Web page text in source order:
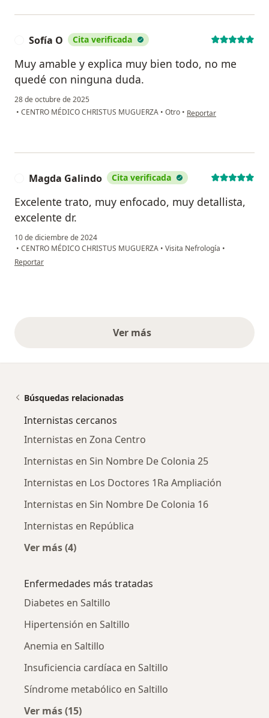
Sofía O Cita verificada
Muy amable y explica muy bien todo, no me
quedé con ninguna duda.
28 de octubre de 2025
• CENTRO MÉDICO CHRISTUS MUGUERZA • Otro • en opinión del usuario
Reportar
Magda Galindo Cita verificada
Excelente trato, muy enfocado, muy detallista,
excelente dr.
10 de diciembre de 2024
• CENTRO MÉDICO CHRISTUS MUGUERZA • Visita Nefrología •
en opinión del usuario Magda Galindo
Reportar
Ver másopiniones anteriores
Búsquedas relacionadas
Internistas cercanos
Internistas en Zona Centro
Internistas en Sin Nombre De Colonia 25
Internistas en Los Doctores 1Ra Ampliación
Internistas en Sin Nombre De Colonia 16
Internistas en República
Ver más (4)
Enfermedades más tratadas
Diabetes en Saltillo
Hipertensión en Saltillo
Anemia en Saltillo
Insuficiencia cardíaca en Saltillo
Síndrome metabólico en Saltillo
Ver más (15)